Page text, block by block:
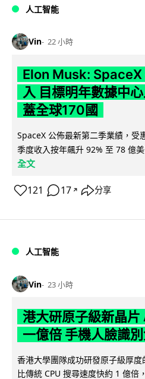
人工智能
Vin 22 小時
Elon Musk: SpaceX
入 目標明年數據中
蓋全球170國
SpaceX 公佈最新第二季業績，受
季度收入按年飆升 92% 至 78 億
全文
121 17 ↗ 分享
人工智能
Vin 23 小時
港大研原子級新晶片
一億倍 手機人臉識
香港大學團隊成功研發原子級厚度
比傳統 CPU 搜尋速度快約 1 億倍